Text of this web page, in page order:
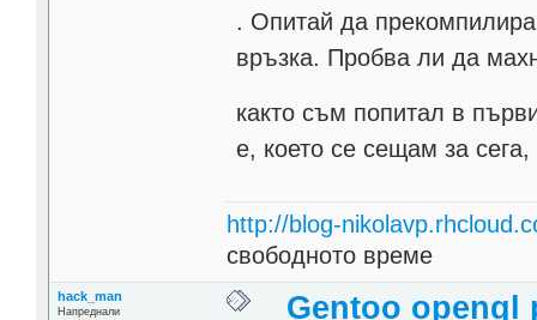
. Опитай да
връзка. Пробва ли да
както съм попитал в
е, което се сещам за сега,
http://blog-
свободното време
hack_man
Напреднали Gentoo opengl